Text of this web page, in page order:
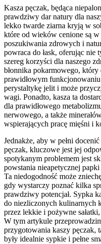
Kasza pęczak, będąca
prawdziwy dar natury dla
lekko twarde ziarna kryją w
które od wieków cenione są
poszukiwania zdrowych i
powraca do łask, oferując nie
szereg korzyści dla naszego
błonnika pokarmowego,
prawidłowym
perystaltykę jelit i może
wagi. Ponadto, kasza ta
dla prawidłowego
nerwowego, a także
wspierających pracę mięśni i
Jednakże, aby w pełni
pęczak, kluczowe jest jej
spotykanym problemem jest
powstania nieapetycznej
Ta niedogodność może
gdy wystarczy poznać kilka
prawdziwy potencjał. Sypka
do niezliczonych kulinarnych
przez lekkie i pożywne
W tym artykule
przygotowania kaszy pęczak,
były idealnie sypkie i pełne